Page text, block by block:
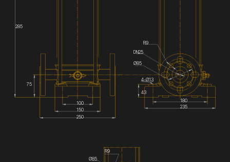
DN25
285
75
100
150
250
180
235
43
4-Ø13
Ø85
R9
R9
Ø85